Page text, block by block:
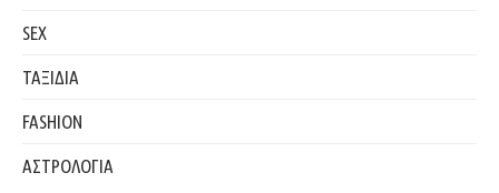
SEX
ΤΑΞΙΔΙΑ
FASHION
ΑΣΤΡΟΛΟΓΙΑ